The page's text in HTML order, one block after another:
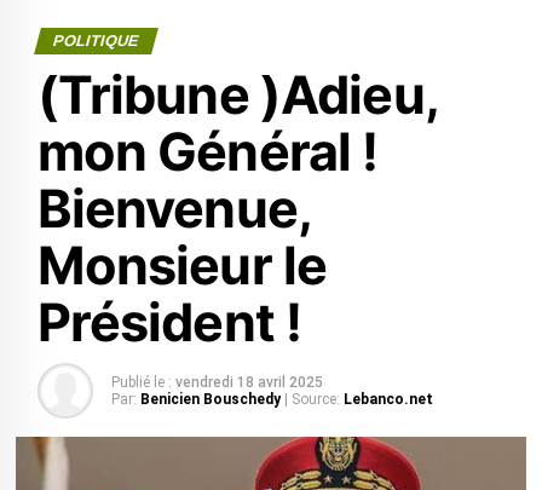
POLITIQUE
(Tribune )Adieu,
mon Général !
Bienvenue,
Monsieur le
Président !
Publié le : vendredi 18 avril 2025
Par: Benicien Bouschedy | Source: Lebanco.net